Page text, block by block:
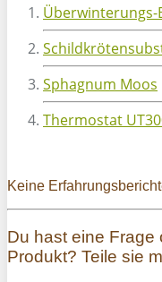
Überwinterungs-
Sphagnum Moos
Thermostat
Keine
Du hast eine Frage
Produkt? Teile sie